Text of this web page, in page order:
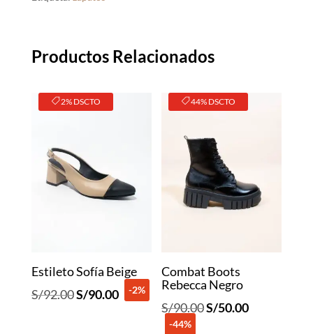
Productos Relacionados
2% DSCTO
Estileto Sofía Beige
S/92.00El
S/90.00El
-2%
44% DSCTO
Combat Boots
Rebecca Negro
S/90.00El
S/50.00El
-44%